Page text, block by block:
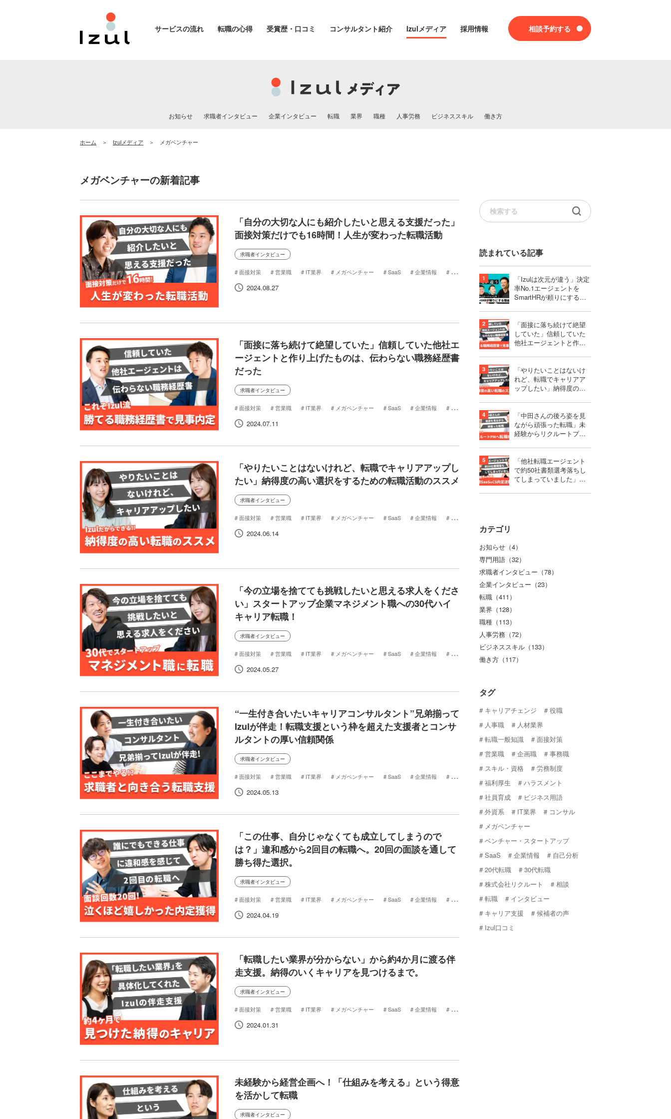
サービスの流れ 転職の心得 受賞歴・口コミ コンサルタント紹介 Izulメディア 採用情報 相談予約する
お知らせ 求職者インタビュー 企業インタビュー 転職 業界 職種 人事労務 ビジネススキル 働き方
ホーム Izulメディア メガベンチャー
メガベンチャーの新着記事
「自分の大切な人にも紹介したいと思える支援だった」
面接対策だけでも16時間！人生が変わった転職活動
求職者インタビュー
面接対策 営業職 IT業界 メガベンチャー SaaS 企業情報
20
2024.08.27
「面接に落ち続けて絶望していた」信頼していた他社エ
ージェントと作り上げたものは、伝わらない職務経歴書
だった
求職者インタビュー
面接対策 営業職 IT業界 メガベンチャー SaaS 企業情報
20
2024.07.11
「やりたいことはないけれど、転職でキャリアアップし
たい」納得度の高い選択をするための転職活動のススメ
求職者インタビュー
面接対策 営業職 IT業界 メガベンチャー SaaS 企業情報
20
2024.06.14
「今の立場を捨てても挑戦したいと思える求人をくださ
い」スタートアップ企業マネジメント職への30代ハイ
キャリア転職！
求職者インタビュー
面接対策 営業職 IT業界 メガベンチャー SaaS 企業情報
20
2024.05.27
“一生付き合いたいキャリアコンサルタント”兄弟揃って
Izulが伴走！転職支援という枠を超えた支援者とコンサ
ルタントの厚い信頼関係
求職者インタビュー
面接対策 営業職 IT業界 メガベンチャー SaaS 企業情報
20
2024.05.13
「この仕事、自分じゃなくても成立してしまうので
は？」違和感から2回目の転職へ。20回の面談を通して
勝ち得た選択。
求職者インタビュー
面接対策 営業職 IT業界 メガベンチャー SaaS 企業情報
20
2024.04.19
「転職したい業界が分からない」から約4か月に渡る伴
走支援。納得のいくキャリアを見つけるまで。
求職者インタビュー
面接対策 営業職 IT業界 メガベンチャー SaaS 企業情報
20
2024.01.31
未経験から経営企画へ！「仕組みを考える」という得意
を活かして転職
求職者インタビュー
読まれている記事
「Izulは次元が違う」決定
率No.1エージェントを
SmartHRが頼りにする理
「面接に落ち続けて絶望
していた」信頼していた
他社エージェントと作り
い職務経歴書だった
「やりたいことはないけ
れど、転職でキャリアア
ップしたい」納得度の高
活動のススメ
「中田さんの後ろ姿を見
ながら頑張った転職」未
経験からリクルートプロ
職成功！
「他社転職エージェント
で約50社書類選考落ちし
てしまっていました」第
定を獲得するまで
カテゴリ
お知らせ（4）
専門用語（32）
求職者インタビュー（78）
企業インタビュー（23）
転職（411）
業界（128）
職種（113）
人事労務（72）
ビジネススキル（133）
働き方（117）
タグ
キャリアチェンジ
役職
人事職
人材業界
転職一般知識
面接対策
営業職
企画職
事務職
スキル・資格
労務制度
福利厚生
ハラスメント
社員育成
ビジネス用語
外資系
IT業界
コンサル
メガベンチャー
ベンチャー・スタートアップ
SaaS
企業情報
自己分析
20代転職
30代転職
株式会社リクルート
相談
転職
インタビュー
キャリア支援
候補者の声
Izul口コミ